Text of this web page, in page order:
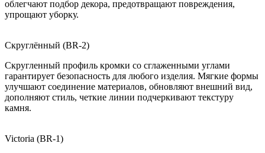
облегчают подбор декора, предотвращают повреждения,
упрощают уборку.
Скруглённый (BR-2)
Скругленный профиль кромки со сглаженными углами
гарантирует безопасность для любого изделия. Мягкие формы
улучшают соединение материалов, обновляют внешний вид,
дополняют стиль, четкие линии подчеркивают текстуру
камня.
Victoria (BR-1)